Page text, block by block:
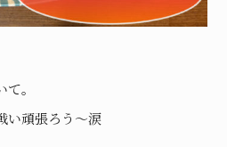
。
い頑張ろう〜涙